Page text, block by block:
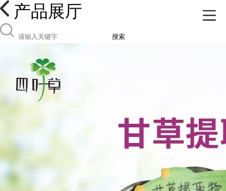
产品展厅
搜索